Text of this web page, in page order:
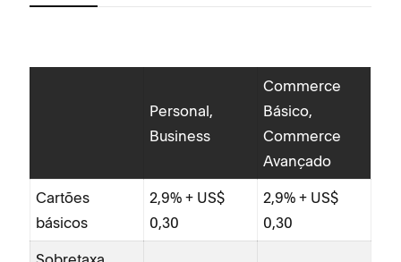
Personal,
Business
Commerce
Básico,
Commerce
Avançado
Cartões
básicos
2,9% + US$
0,30
2,9% + US$
0,30